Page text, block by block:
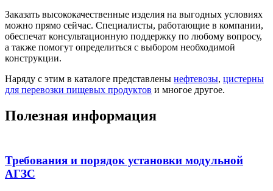
Заказать высококачественные изделия на выгодных условиях
можно прямо сейчас. Специалисты, работающие в компании,
обеспечат консультационную поддержку по любому вопросу,
а также помогут определиться с выбором необходимой
конструкции.
Наряду с этим в каталоге представлены нефтевозы, цистерны
для перевозки пищевых продуктов и многое другое.
Полезная информация
Требования и порядок установки модульной
АГЗС